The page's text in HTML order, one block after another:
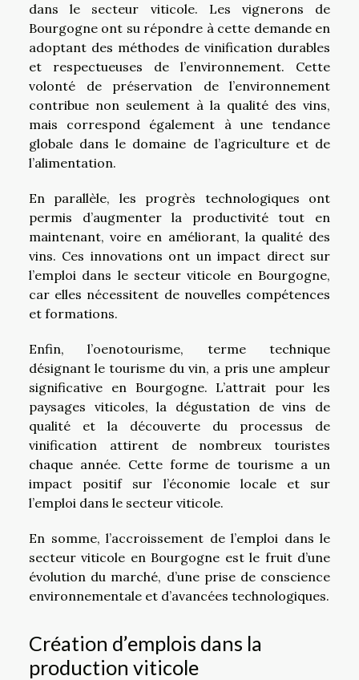
dans le secteur viticole. Les vignerons de
Bourgogne ont su répondre à cette demande en
adoptant des méthodes de vinification durables
et respectueuses de l’environnement. Cette
volonté de préservation de l’environnement
contribue non seulement à la qualité des vins,
mais correspond également à une tendance
globale dans le domaine de l’agriculture et de
l’alimentation.
En parallèle, les progrès technologiques ont
permis d’augmenter la productivité tout en
maintenant, voire en améliorant, la qualité des
vins. Ces innovations ont un impact direct sur
l’emploi dans le secteur viticole en Bourgogne,
car elles nécessitent de nouvelles compétences
et formations.
Enfin, l’oenotourisme, terme technique
désignant le tourisme du vin, a pris une ampleur
significative en Bourgogne. L’attrait pour les
paysages viticoles, la dégustation de vins de
qualité et la découverte du processus de
vinification attirent de nombreux touristes
chaque année. Cette forme de tourisme a un
impact positif sur l’économie locale et sur
l’emploi dans le secteur viticole.
En somme, l’accroissement de l’emploi dans le
secteur viticole en Bourgogne est le fruit d’une
évolution du marché, d’une prise de conscience
environnementale et d’avancées technologiques.
Création d’emplois dans la
production viticole